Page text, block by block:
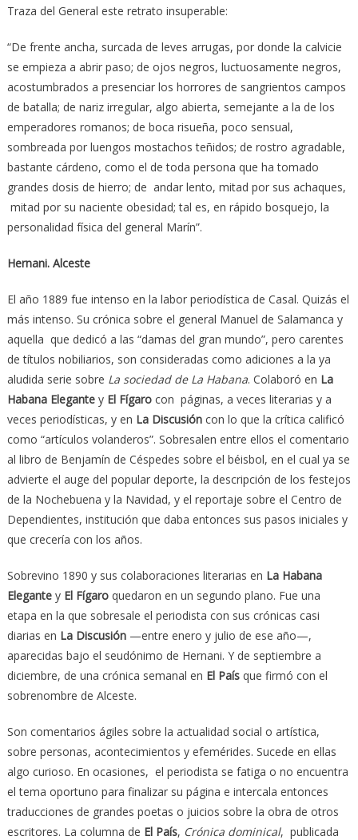
Traza del General este retrato insuperable:
“De frente ancha, surcada de leves arrugas, por donde la calvicie
se empieza a abrir paso; de ojos negros, luctuosamente negros,
acostumbrados a presenciar los horrores de sangrientos campos
de batalla; de nariz irregular, algo abierta, semejante a la de los
emperadores romanos; de boca risueña, poco sensual,
sombreada por luengos mostachos teñidos; de rostro agradable,
bastante cárdeno, como el de toda persona que ha tomado
grandes dosis de hierro; de andar lento, mitad por sus achaques,
mitad por su naciente obesidad; tal es, en rápido bosquejo, la
personalidad física del general Marín”.
Hernani. Alceste
El año 1889 fue intenso en la labor periodística de Casal. Quizás el
más intenso. Su crónica sobre el general Manuel de Salamanca y
aquella que dedicó a las “damas del gran mundo”, pero carentes
de títulos nobiliarios, son consideradas como adiciones a la ya
aludida serie sobre La sociedad de La Habana. Colaboró en La
Habana Elegantey El Fígarocon páginas, a veces literarias y a
veces periodísticas, y en La Discusióncon lo que la crítica calificó
como “artículos volanderos”. Sobresalen entre ellos el comentario
al libro de Benjamín de Céspedes sobre el béisbol, en el cual ya se
advierte el auge del popular deporte, la descripción de los festejos
de la Nochebuena y la Navidad, y el reportaje sobre el Centro de
Dependientes, institución que daba entonces sus pasos iniciales y
que crecería con los años.
Sobrevino 1890 y sus colaboraciones literarias en La Habana
Elegantey El Fígaro quedaron en un segundo plano. Fue una
etapa en la que sobresale el periodista con sus crónicas casi
diarias en La Discusión—entre enero y julio de ese año—,
aparecidas bajo el seudónimo de Hernani. Y de septiembre a
diciembre, de una crónica semanal en El Paísque firmó con el
sobrenombre de Alceste.
Son comentarios ágiles sobre la actualidad social o artística,
sobre personas, acontecimientos y efemérides. Sucede en ellas
algo curioso. En ocasiones, el periodista se fatiga o no encuentra
el tema oportuno para finalizar su página e intercala entonces
traducciones de grandes poetas o juicios sobre la obra de otros
escritores. La columna de El País, Crónica dominical, publicada